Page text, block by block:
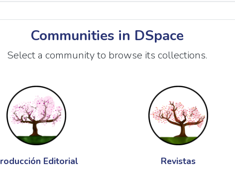
Communities in DSpace
Select a community to browse its collections.
Editorial Revistas